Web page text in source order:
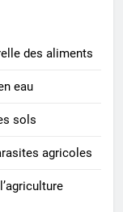
des aliments
eau
sols
agricoles